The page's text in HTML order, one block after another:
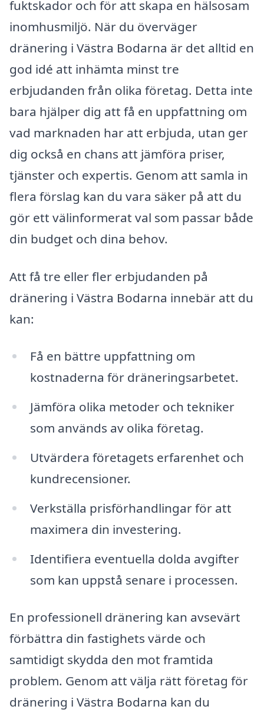
fuktskador och för att skapa en hälsosam
inomhusmiljö. När du överväger
dränering i Västra Bodarna är det alltid en
god idé att inhämta minst tre
erbjudanden från olika företag. Detta inte
bara hjälper dig att få en uppfattning om
vad marknaden har att erbjuda, utan ger
dig också en chans att jämföra priser,
tjänster och expertis. Genom att samla in
flera förslag kan du vara säker på att du
gör ett välinformerat val som passar både
din budget och dina behov.
Att få tre eller fler erbjudanden på
dränering i Västra Bodarna innebär att du
kan:
Få en bättre uppfattning om
kostnaderna för dräneringsarbetet.
Jämföra olika metoder och tekniker
som används av olika företag.
Utvärdera företagets erfarenhet och
kundrecensioner.
Verkställa prisförhandlingar för att
maximera din investering.
Identifiera eventuella dolda avgifter
som kan uppstå senare i processen.
En professionell dränering kan avsevärt
förbättra din fastighets värde och
samtidigt skydda den mot framtida
problem. Genom att välja rätt företag för
dränering i Västra Bodarna kan du